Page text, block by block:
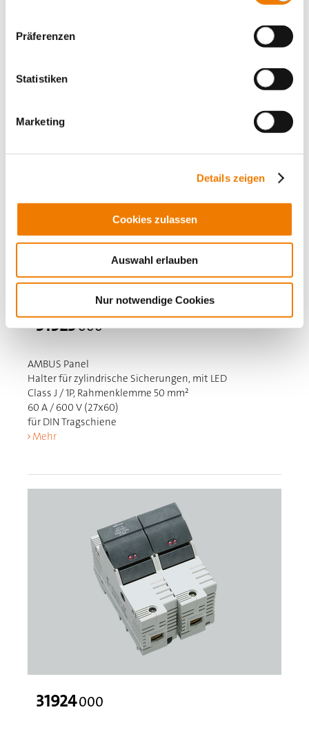
Präferenzen
Statistiken
Marketing
Details zeigen
Cookies zulassen
Auswahl erlauben
Nur notwendige Cookies
60 A / 600 V (27x60)
31923000
AMBUS Panel
Halter für zylindrische Sicherungen, mit LED
Class J / 1P, Rahmenklemme 50 mm²
60 A / 600 V (27x60)
für DIN Tragschiene
Mehr
31924000